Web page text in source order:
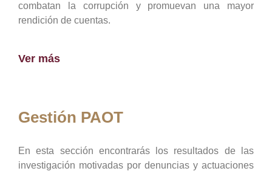
combatan la corrupción y promuevan una mayor
rendición de cuentas.
Ver más
Gestión PAOT
En esta sección encontrarás los resultados de las
investigación motivadas por denuncias y actuaciones